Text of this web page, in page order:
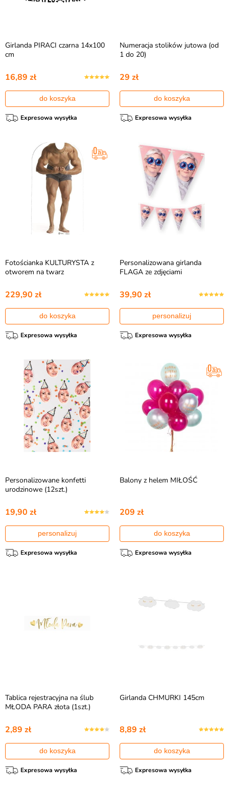
Girlanda PIRACI czarna 14x100
cm
16,89 zł
do koszyka
Expresowa wysyłka
Numeracja stolików jutowa (od
1 do 20)
29 zł
do koszyka
Expresowa wysyłka
Fotościanka KULTURYSTA z
otworem na twarz
229,90 zł
do koszyka
Expresowa wysyłka
Personalizowana girlanda
FLAGA ze zdjęciami
39,90 zł
personalizuj
Expresowa wysyłka
Personalizowane konfetti
urodzinowe (12szt.)
19,90 zł
personalizuj
Expresowa wysyłka
Balony z helem MIŁOŚĆ
209 zł
do koszyka
Expresowa wysyłka
Tablica rejestracyjna na ślub
MŁODA PARA złota (1szt.)
2,89 zł
do koszyka
Expresowa wysyłka
Girlanda CHMURKI 145cm
8,89 zł
do koszyka
Expresowa wysyłka